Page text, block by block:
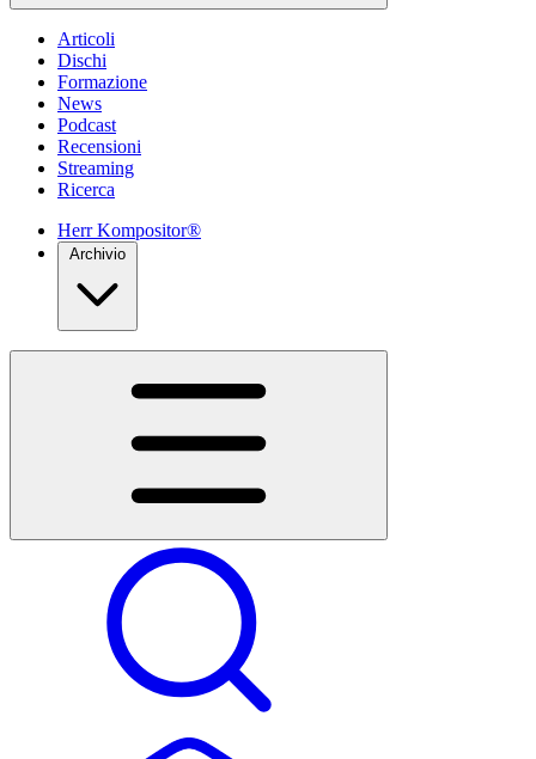
Articoli
Dischi
Formazione
News
Podcast
Recensioni
Streaming
Ricerca
Herr Kompositor®
Archivio